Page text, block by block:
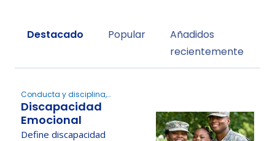
Sort by
Destacado Popular
Añadidos
recientemente
Conducta y disciplina,
Determinar la elegibilidad
Discapacidad
Emocional
Define discapacidad